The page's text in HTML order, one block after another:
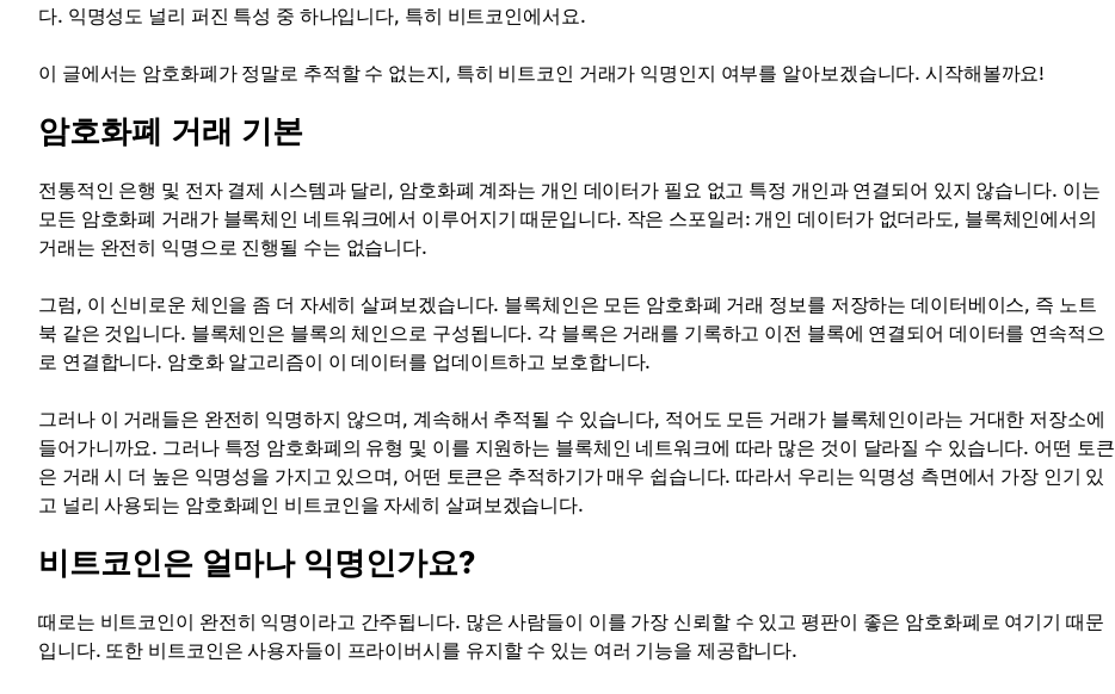
다. 익명성도 널리 퍼진 특성 중 하나입니다, 특히 비트코인에서요.
이 글에서는 암호화폐가 정말로 추적할 수 없는지, 특히 비트코인 거래가 익명인지 여부를 알아보겠습니다. 시작해볼까요!
암호화폐 거래 기본
전통적인 은행 및 전자 결제 시스템과 달리, 암호화폐 계좌는 개인 데이터가 필요 없고 특정 개인과 연결되어 있지 않습니다. 이는
모든 암호화폐 거래가 블록체인 네트워크에서 이루어지기 때문입니다. 작은 스포일러: 개인 데이터가 없더라도, 블록체인에서의
거래는 완전히 익명으로 진행될 수는 없습니다.
그럼, 이 신비로운 체인을 좀 더 자세히 살펴보겠습니다. 블록체인은 모든 암호화폐 거래 정보를 저장하는 데이터베이스, 즉 노트
북 같은 것입니다. 블록체인은 블록의 체인으로 구성됩니다. 각 블록은 거래를 기록하고 이전 블록에 연결되어 데이터를 연속적으
로 연결합니다. 암호화 알고리즘이 이 데이터를 업데이트하고 보호합니다.
그러나 이 거래들은 완전히 익명하지 않으며, 계속해서 추적될 수 있습니다, 적어도 모든 거래가 블록체인이라는 거대한 저장소에
들어가니까요. 그러나 특정 암호화폐의 유형 및 이를 지원하는 블록체인 네트워크에 따라 많은 것이 달라질 수 있습니다. 어떤 토큰
은 거래 시 더 높은 익명성을 가지고 있으며, 어떤 토큰은 추적하기가 매우 쉽습니다. 따라서 우리는 익명성 측면에서 가장 인기 있
고 널리 사용되는 암호화폐인 비트코인을 자세히 살펴보겠습니다.
비트코인은 얼마나 익명인가요?
때로는 비트코인이 완전히 익명이라고 간주됩니다. 많은 사람들이 이를 가장 신뢰할 수 있고 평판이 좋은 암호화폐로 여기기 때문
입니다. 또한 비트코인은 사용자들이 프라이버시를 유지할 수 있는 여러 기능을 제공합니다.